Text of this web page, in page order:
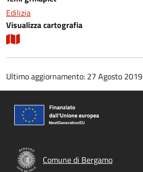
Edilizia
Visualizza cartografia
Ultimo aggiornamento: 27 Agosto 2019
Comune di Bergamo